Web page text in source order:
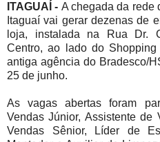
ITAGUAÍ - A chegada da rede
Itaguaí vai gerar dezenas de
loja, instalada na Rua Dr.
Centro, ao lado do
antiga agência do Bradesco/
25 de junho.
As vagas abertas foram
Vendas Júnior, Assistente de
Vendas Sênior, Líder de